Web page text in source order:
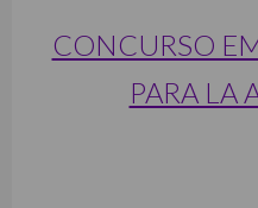
CONCURSO
PARA LA